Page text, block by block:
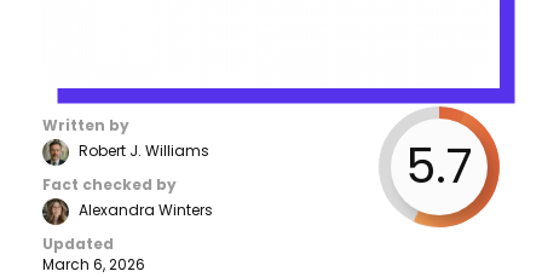
5.7
Written by
Robert J. Williams
Fact checked by
Alexandra Winters
Updated
March 6, 2026